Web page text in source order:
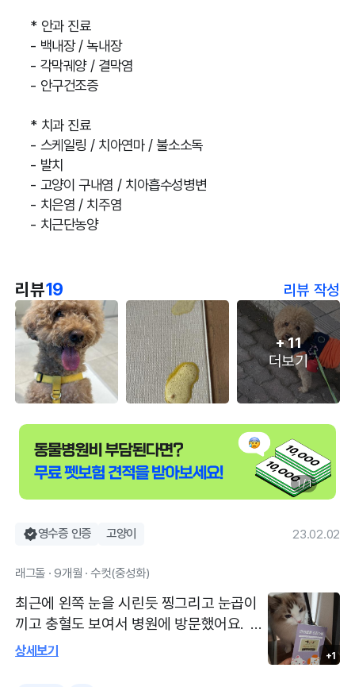
* 안과 진료
- 백내장 / 녹내장
- 각막궤양 / 결막염
- 안구건조증
* 치과 진료
- 스케일링 / 치아연마 / 불소소독
- 발치
- 고양이 구내염 / 치아흡수성병변
- 치은염 / 치주염
- 치근단농양
리뷰19 리뷰 작성
+11
더보기
1 / 1
영수증 인증 고양이 23.02.02
래그돌 · 9개월 · 수컷(중성화)
최근에 왼쪽 눈을 시린듯 찡그리고 눈곱이
끼고 충혈도 보여서 병원에 방문했어요. 안
약 2개 처방 받고 하루 3번 일주일정도 넣
상세보기 +1